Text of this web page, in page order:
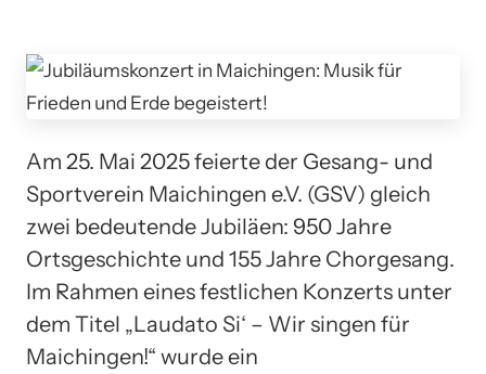
Am 25. Mai 2025 feierte der Gesang- und
Sportverein Maichingen e.V. (GSV) gleich
zwei bedeutende Jubiläen: 950 Jahre
Ortsgeschichte und 155 Jahre Chorgesang.
Im Rahmen eines festlichen Konzerts unter
dem Titel „Laudato Si‘ – Wir singen für
Maichingen!“ wurde ein